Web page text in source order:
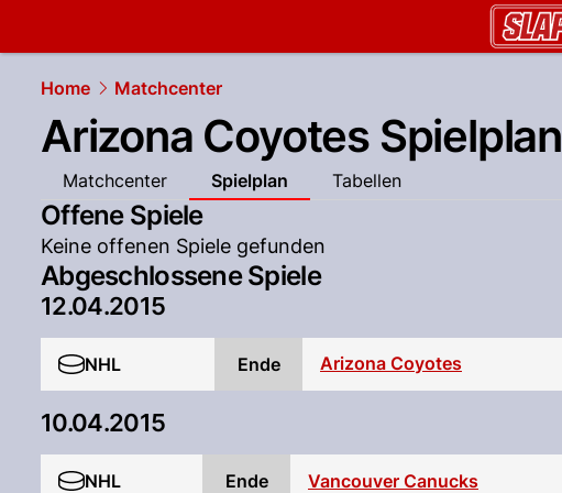
slapshot.NAU.ch
Home
Matchcenter
Arizona Coyotes Spielplan
Matchcenter
Spielplan Tabellen
Offene Spiele
Keine offenen Spiele gefunden
Abgeschlossene Spiele
12.04.2015
NHL Ende Arizona Coyotes
10.04.2015
NHL Ende Vancouver Canucks